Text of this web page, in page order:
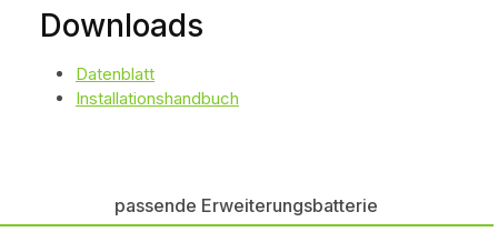
Downloads
Datenblatt
Installationshandbuch
passende Erweiterungsbatterie